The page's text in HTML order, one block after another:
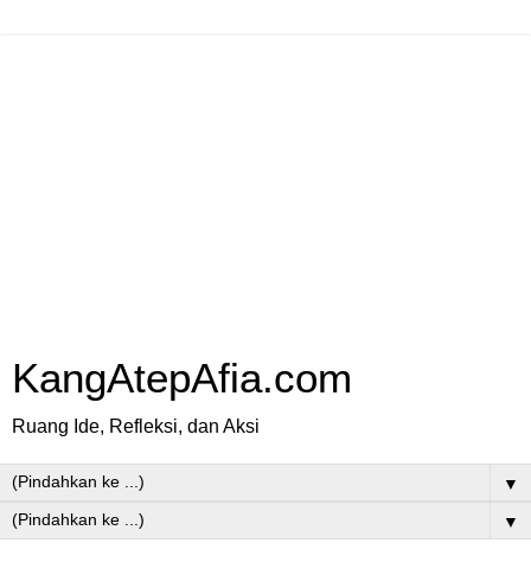
KangAtepAfia.com
Ruang Ide, Refleksi, dan Aksi
▼
▼